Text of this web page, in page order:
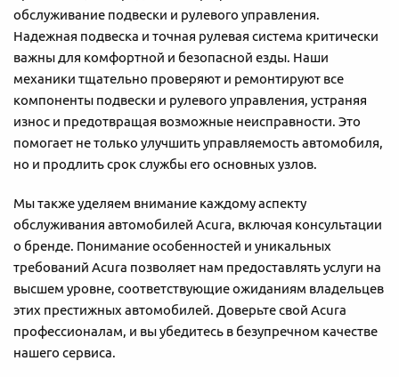
обслуживание подвески и рулевого управления.
Надежная подвеска и точная рулевая система критически
важны для комфортной и безопасной езды. Наши
механики тщательно проверяют и ремонтируют все
компоненты подвески и рулевого управления, устраняя
износ и предотвращая возможные неисправности. Это
помогает не только улучшить управляемость автомобиля,
но и продлить срок службы его основных узлов.
Мы также уделяем внимание каждому аспекту
обслуживания автомобилей Acura, включая консультации
о бренде. Понимание особенностей и уникальных
требований Acura позволяет нам предоставлять услуги на
высшем уровне, соответствующие ожиданиям владельцев
этих престижных автомобилей. Доверьте свой Acura
профессионалам, и вы убедитесь в безупречном качестве
нашего сервиса.